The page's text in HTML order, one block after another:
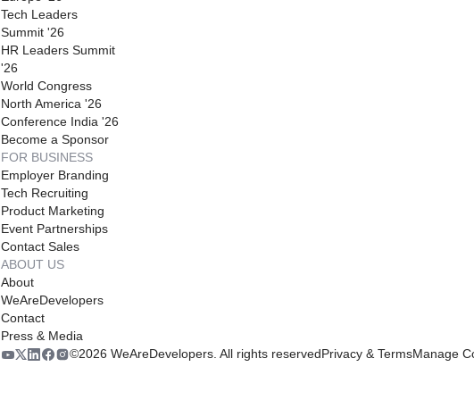
Tech Leaders
Summit '26
HR Leaders Summit
'26
World Congress
North America '26
Conference India '26
Become a Sponsor
FOR BUSINESS
Employer Branding
Tech Recruiting
Product Marketing
Event Partnerships
Contact Sales
ABOUT US
About
WeAreDevelopers
Contact
Press & Media
©2026 WeAreDevelopers. All rights reservedPrivacy & TermsManage